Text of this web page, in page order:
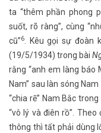
ta “thêm phần phong
suốt, rõ ràng”, cùng
cũ”6
. Kêu gọi sự đoàn
(19/5/1934) trong bài
rằng “anh em làng báo
Nam” sau làn sóng
“chia rẽ” Nam Bắc
“vô lý và điên rồ”.
thông thì tất phải dùng